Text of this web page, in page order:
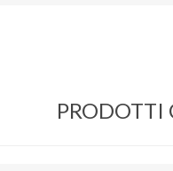
PRODOTTI